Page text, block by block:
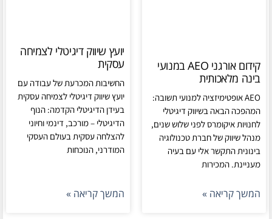
קידום אורגני AEO במנועי
בינה מלאכותית
AEO אופטימיזציה למנועי תשובה:
המהפכה הבאה בשיווק דיגיטלי
לחנויות איקומרס לפני שלוש שנים,
מנהל שיווק של חברת טכנולוגיה
בינונית התקשר אלי עם בעיה
מעניינת. המכירות
המשך קריאה »
יועץ שיווק דיגיטלי לצמיחה
עסקית
החשיבות המכרעת של עבודה עם
יועץ שיווק דיגיטלי לצמיחה עסקית
בעידן הדיגיטלי הקדמה: הנוף
הדיגיטלי – מורכב, דינמי וחיוני
להצלחה עסקית בעולם העסקי
המודרני, הנוכחות
המשך קריאה »